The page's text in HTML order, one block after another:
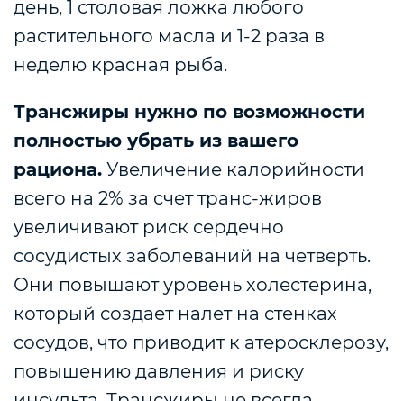
день, 1 столовая ложка любого
растительного масла и 1-2 раза в
неделю красная рыба.
Трансжиры нужно по возможности
полностью убрать из вашего
рациона. Увеличение калорийности
всего на 2% за счет транс-жиров
увеличивают риск сердечно
сосудистых заболеваний на четверть.
Они повышают уровень холестерина,
который создает налет на стенках
сосудов, что приводит к атеросклерозу,
повышению давления и риску